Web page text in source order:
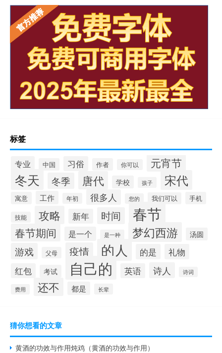
标签
专业 中国 习俗 作者 你可以 元宵节
冬天 冬季 唐代 学校 孩子 宋代
寓意 工作 年初 很多人 您的 我们可以 手机
技能 攻略 新年 时间 春节
春节期间 是一个 是一种 梦幻西游 汤圆
游戏 父母 疫情 的人 的是 礼物
红包 考试 自己的 英语 诗人 诗词
费用 还不 都是 长辈
猜你想看的文章
黄酒的功效与作用炖鸡（黄酒的功效与作用）